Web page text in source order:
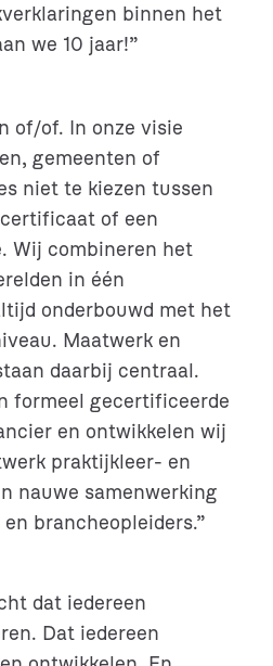
binnen het
we 10 jaar!”
of/of. In onze visie
gemeenten of
niet te kiezen tussen
of een
Wij combineren het
in één
onderbouwd met het
Maatwerk en
daarbij centraal.
formeel gecertificeerde
en ontwikkelen wij
praktijkleer- en
nauwe samenwerking
brancheopleiders.”
dat iedereen
Dat iedereen